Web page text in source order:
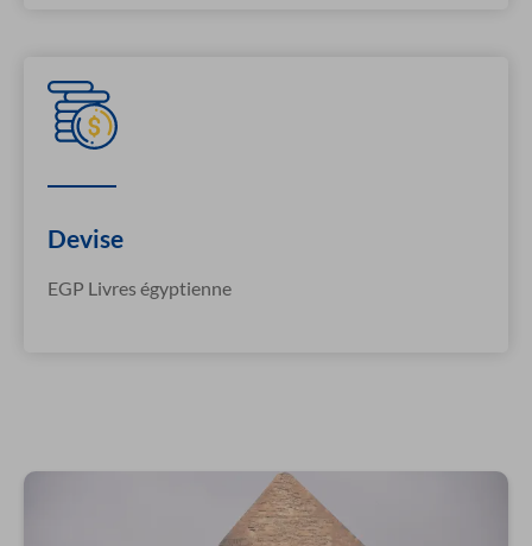
Devise
EGP Livres égyptienne